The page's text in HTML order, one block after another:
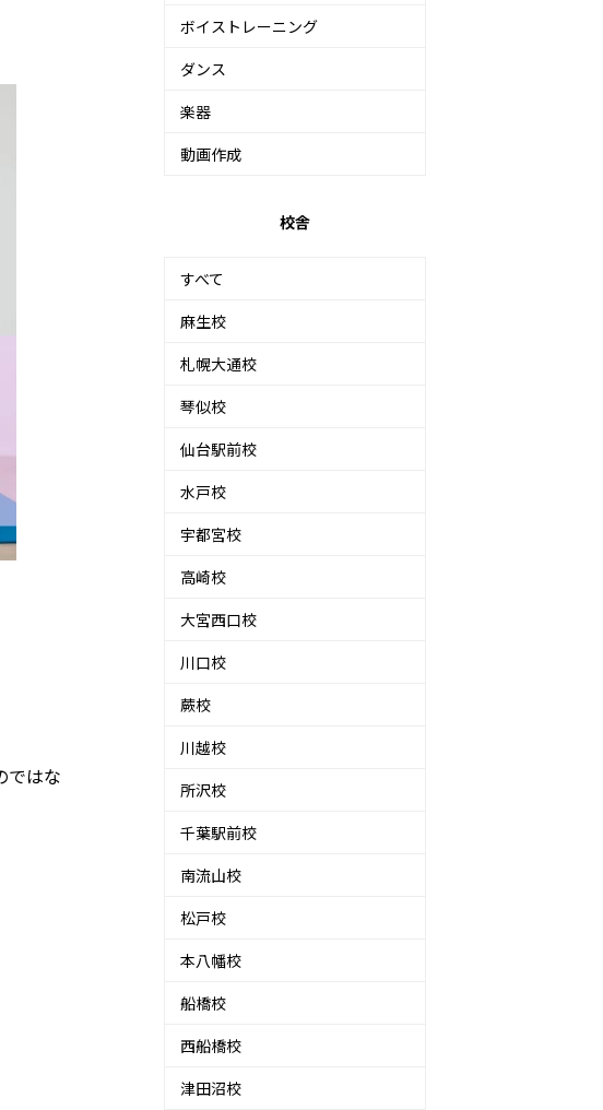
ではな
ボイストレーニング
ダンス
楽器
動画作成
校舎
すべて
麻生校
札幌大通校
琴似校
仙台駅前校
水戸校
宇都宮校
高崎校
大宮西口校
川口校
蕨校
川越校
所沢校
千葉駅前校
南流山校
松戸校
本八幡校
船橋校
西船橋校
津田沼校